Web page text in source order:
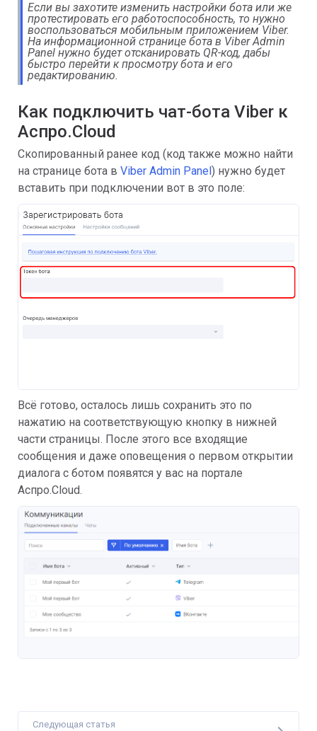
Если вы захотите изменить настройки бота или же
протестировать его работоспособность, то нужно
воспользоваться мобильным приложением Viber.
На информационной странице бота в Viber Admin
Panel нужно будет отсканировать QR-код, дабы
быстро перейти к просмотру бота и его
редактированию.
Как подключить чат-бота Viber к
Аспро.Cloud
Скопированный ранее код (код также можно найти
на странице бота в Viber Admin Panel ) нужно будет
вставить при подключении вот в это поле:
Всё готово, осталось лишь сохранить это по
нажатию на соответствующую кнопку в нижней
части страницы. После этого все входящие
сообщения и даже оповещения о первом открытии
диалога с ботом появятся у вас на портале
Аспро.Cloud.
Следующая статья